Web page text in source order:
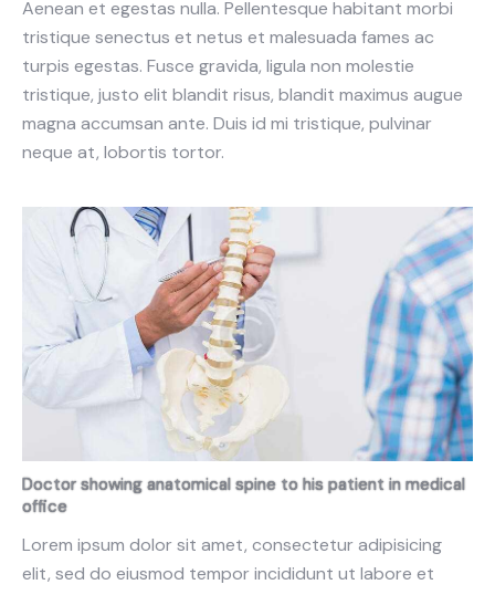
Aenean et egestas nulla. Pellentesque habitant morbi
tristique senectus et netus et malesuada fames ac
turpis egestas. Fusce gravida, ligula non molestie
tristique, justo elit blandit risus, blandit maximus augue
magna accumsan ante. Duis id mi tristique, pulvinar
neque at, lobortis tortor.
Doctor showing anatomical spine to his patient in medical
office
Lorem ipsum dolor sit amet, consectetur adipisicing
elit, sed do eiusmod tempor incididunt ut labore et